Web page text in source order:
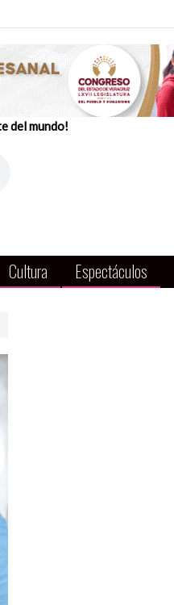
del mundo!
Cultura Espectáculos